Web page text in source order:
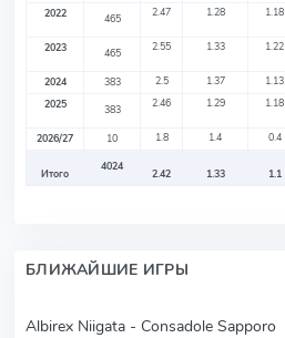
2022 465 2.47 1.28 1.18
2023 465 2.55 1.33 1.22
2024 383 2.5 1.37 1.13
2025
383 2.46 1.29 1.18
2026/27 10 1.8 1.4 0.4
Итого
4024
2.42 1.33 1.1
БЛИЖАЙШИЕ ИГРЫ
Albirex Niigata - Consadole Sapporo